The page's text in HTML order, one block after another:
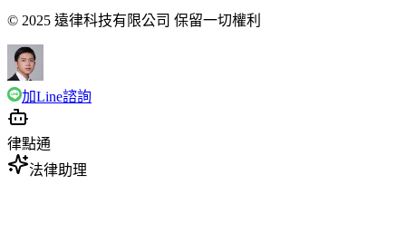
© 2025 遠律科技有限公司 保留一切權利
加Line諮詢
律點通
法律助理